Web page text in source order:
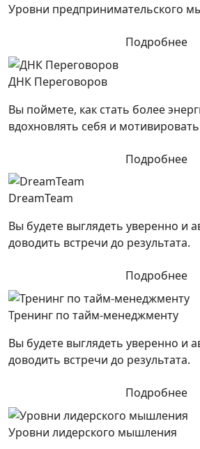
Уровни предпринимательского
Подробнее
ДНК Переговоров
Вы поймете, как стать более
вдохновлять себя и
Подробнее
DreamTeam
Вы будете выглядеть уверенно и
доводить встречи до результата.
Подробнее
Тренинг по тайм-менеджменту
Вы будете выглядеть уверенно и
доводить встречи до результата.
Подробнее
Уровни лидерского мышления